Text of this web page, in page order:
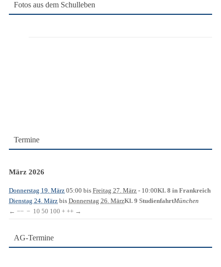
Fotos aus dem Schulleben
Termine
März 2026
Donnerstag 19. März 05:00 bis Freitag 27. März - 10:00Kl. 8 in Frankreich
Dienstag 24. März bis Donnerstag 26. MärzKl. 9 StudienfahrtMünchen
← −− − 10 50 100 + ++ →
AG-Termine